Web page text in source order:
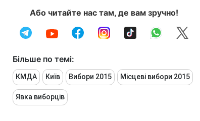
Або читайте нас там, де вам зручно!
Більше по темі:
КМДА Київ Вибори 2015 Місцеві вибори 2015
Явка виборців